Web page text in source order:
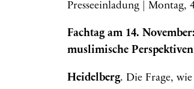
Presseeinladung | Montag,
Fachtag am 14.
muslimische
Heidelberg. Die Frage,